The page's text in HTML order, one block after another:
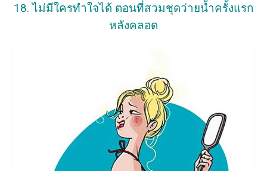
18. ไม่มีใครทำใจได้ ตอนที่สวมชุดว่ายน้ำครั้งแรก
หลังคลอด